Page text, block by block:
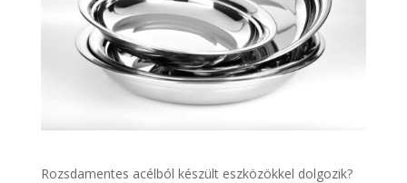
Rozsdamentes acélból készült eszközökkel dolgozik?